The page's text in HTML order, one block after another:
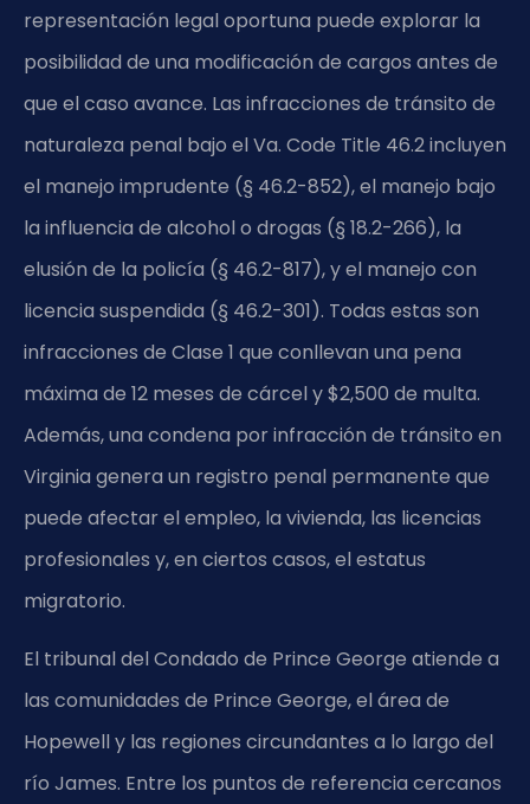
representación legal oportuna puede explorar la
posibilidad de una modificación de cargos antes de
que el caso avance. Las infracciones de tránsito de
naturaleza penal bajo el Va. Code Title 46.2 incluyen
el manejo imprudente (§ 46.2-852), el manejo bajo
la influencia de alcohol o drogas (§ 18.2-266), la
elusión de la policía (§ 46.2-817), y el manejo con
licencia suspendida (§ 46.2-301). Todas estas son
infracciones de Clase 1 que conllevan una pena
máxima de 12 meses de cárcel y $2,500 de multa.
Además, una condena por infracción de tránsito en
Virginia genera un registro penal permanente que
puede afectar el empleo, la vivienda, las licencias
profesionales y, en ciertos casos, el estatus
migratorio.
El tribunal del Condado de Prince George atiende a
las comunidades de Prince George, el área de
Hopewell y las regiones circundantes a lo largo del
río James. Entre los puntos de referencia cercanos